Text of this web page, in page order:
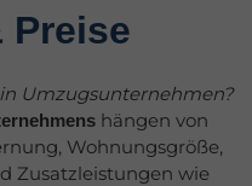
Preise
Umzugsunternehmen?
hängen von
Wohnungsgröße,
Zusatzleistungen wie